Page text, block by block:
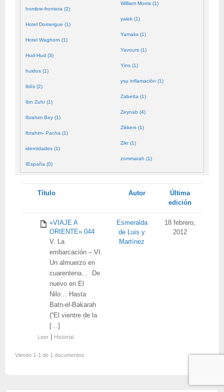
hombre-frontera (2)
Hotel Domergue (1)
Hotel Waghorn (1)
Hud-Hud (3)
huidos (1)
Iblís (2)
Ibn Zuhr (1)
Ibrahim Bey (1)
Ibrahim- Pacha (1)
identidades (1)
IEspaña (0)
William Morris (1)
yalek (1)
Yamaks (1)
Yavours (1)
Yins (1)
ysu inflamación (1)
Zabetta (1)
Zeynab (4)
Zikkers (1)
Zikr (1)
zommarah (1)
Tienes
Título Autor
Última
edición
«VIAJE A
ORIENTE» 044
V. La
embarcación – VI.
Un almuerzo en
cuarentena… De
nuevo en El
Nilo… Hasta
Batn-el-Bakarah
(“El vientre de la
[…]
Leer Historial
Esmeralda
de Luis y
Martínez
18 febrero,
2012
Viendo 1-1 de 1 documentos